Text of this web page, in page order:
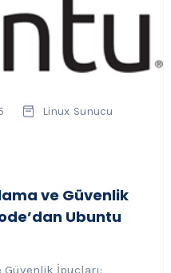
Linux Sunucu
ve Güvenlik
Ubuntu
Güvenlik İpuçları: